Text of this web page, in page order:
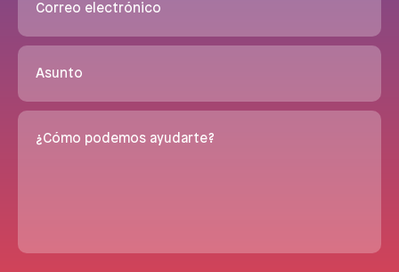
Correo electrónico
Asunto
¿Cómo podemos ayudarte?